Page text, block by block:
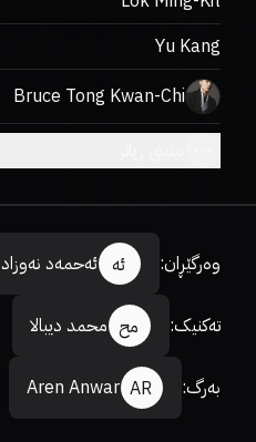
Yu Kang
Bruce Tong Kwan-Chi
وەرگێڕان: ئە ئەحمەد نەوزاد
تەکنیک: مح محمد دیبالا
بەرگ:
AR
Aren Anwar